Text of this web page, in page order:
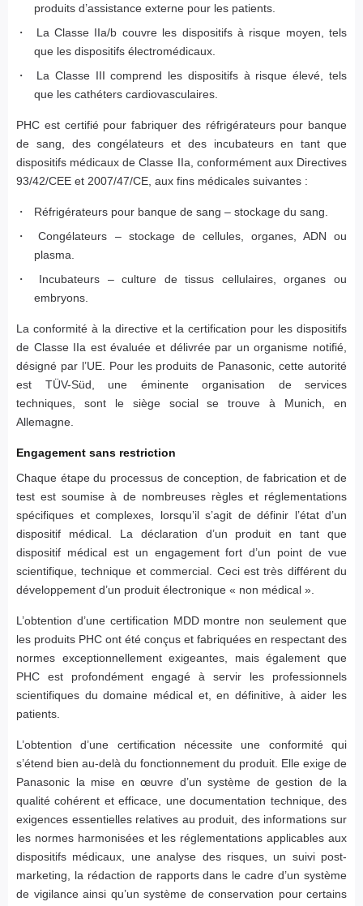
produits d’assistance externe pour les patients.
La Classe IIa/b couvre les dispositifs à risque moyen, tels
que les dispositifs électromédicaux.
La Classe III comprend les dispositifs à risque élevé, tels
que les cathéters cardiovasculaires.
PHC est certifié pour fabriquer des réfrigérateurs pour banque
de sang, des congélateurs et des incubateurs en tant que
dispositifs médicaux de Classe IIa, conformément aux Directives
93/42/CEE et 2007/47/CE, aux fins médicales suivantes :
Réfrigérateurs pour banque de sang – stockage du sang.
Congélateurs – stockage de cellules, organes, ADN ou
plasma.
Incubateurs – culture de tissus cellulaires, organes ou
embryons.
La conformité à la directive et la certification pour les dispositifs
de Classe IIa est évaluée et délivrée par un organisme notifié,
désigné par l’UE. Pour les produits de Panasonic, cette autorité
est TÜV-Süd, une éminente organisation de services
techniques, sont le siège social se trouve à Munich, en
Allemagne.
Engagement sans restriction
Chaque étape du processus de conception, de fabrication et de
test est soumise à de nombreuses règles et réglementations
spécifiques et complexes, lorsqu’il s’agit de définir l’état d’un
dispositif médical. La déclaration d’un produit en tant que
dispositif médical est un engagement fort d’un point de vue
scientifique, technique et commercial. Ceci est très différent du
développement d’un produit électronique « non médical ».
L’obtention d’une certification MDD montre non seulement que
les produits PHC ont été conçus et fabriquées en respectant des
normes exceptionnellement exigeantes, mais également que
PHC est profondément engagé à servir les professionnels
scientifiques du domaine médical et, en définitive, à aider les
patients.
L’obtention d’une certification nécessite une conformité qui
s’étend bien au-delà du fonctionnement du produit. Elle exige de
Panasonic la mise en œuvre d’un système de gestion de la
qualité cohérent et efficace, une documentation technique, des
exigences essentielles relatives au produit, des informations sur
les normes harmonisées et les réglementations applicables aux
dispositifs médicaux, une analyse des risques, un suivi post-
marketing, la rédaction de rapports dans le cadre d’un système
de vigilance ainsi qu’un système de conservation pour certains